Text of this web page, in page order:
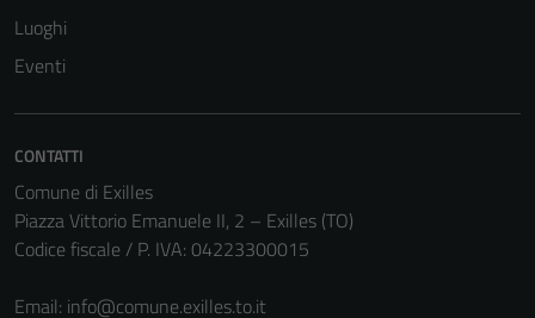
Luoghi
Eventi
CONTATTI
Comune di Exilles
Piazza Vittorio Emanuele II, 2 – Exilles (TO)
Codice fiscale / P. IVA: 04223300015
Email: info@comune.exilles.to.it
Tecnici
Questi cookie